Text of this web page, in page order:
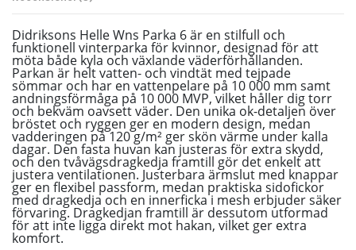
Didriksons Helle Wns Parka 6 är en stilfull och
funktionell vinterparka för kvinnor, designad för att
möta både kyla och växlande väderförhållanden.
Parkan är helt vatten- och vindtät med tejpade
sömmar och har en vattenpelare på 10 000 mm samt
andningsförmåga på 10 000 MVP, vilket håller dig torr
och bekväm oavsett väder. Den unika ok-detaljen över
bröstet och ryggen ger en modern design, medan
vadderingen på 120 g/m² ger skön värme under kalla
dagar. Den fasta huvan kan justeras för extra skydd,
och den tvåvägsdragkedja framtill gör det enkelt att
justera ventilationen. Justerbara ärmslut med knappar
ger en flexibel passform, medan praktiska sidofickor
med dragkedja och en innerficka i mesh erbjuder säker
förvaring. Dragkedjan framtill är dessutom utformad
för att inte ligga direkt mot hakan, vilket ger extra
komfort.